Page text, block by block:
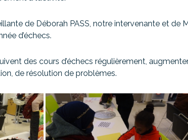
de Déborah PASS, notre intervenante et de
d’échecs.
des cours d’échecs régulièrement,
de résolution de problèmes.